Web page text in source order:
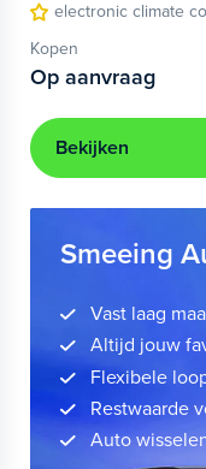
electronic climate
Kopen
Op aanvraag
Bekijken
Smeeing
Vast laag
Altijd jouw
Flexibele
Restwaarde
Auto